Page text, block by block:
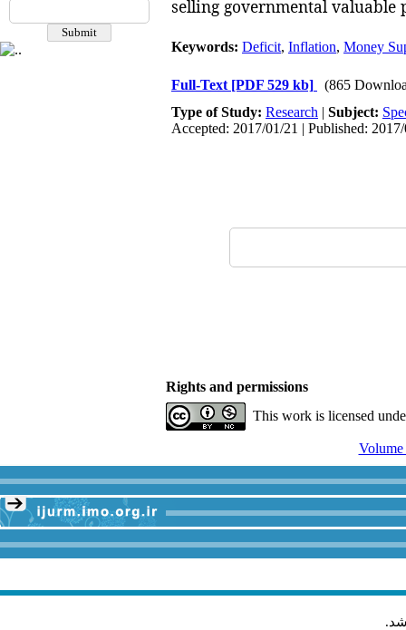
selling governmental valuable
Keywords: Deficit, Inflation, Money
Full-Text [PDF 529 kb]
(865
Type of Study: Research | Subject:
Accepted: 2017/01/21 | Published:
Rights and permissions
This work is licensed
.